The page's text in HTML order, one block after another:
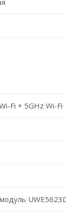
Fi + 5GHz Wi-Fi